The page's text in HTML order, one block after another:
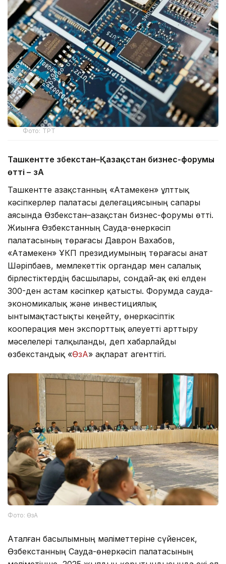
Фото: ТРТ
Ташкентте Өзбекстан–Қазақстан бизнес-форумы
өтті – ӨзА
Ташкентте Қазақстанның «Атамекен» ұлттық
кәсіпкерлер палатасы делегациясының сапары
аясында Өзбекстан–Қазақстан бизнес-форумы өтті.
Жиынға Өзбекстанның Сауда-өнеркәсіп
палатасының төрағасы Даврон Вахабов,
«Атамекен» ҰКП президиумының төрағасы Қанат
Шәріпбаев, мемлекеттік органдар мен салалық
бірлестіктердің басшылары, сондай-ақ екі елден
300-ден астам кәсіпкер қатысты. Форумда сауда-
экономикалық және инвестициялық
ынтымақтастықты кеңейту, өнеркәсіптік
кооперация мен экспорттық әлеуетті арттыру
мәселелері талқыланды, деп хабарлайды
өзбекстандық «ӨзА» ақпарат агенттігі.
Фото: ӨзА
Аталған басылымның мәліметтеріне сүйенсек,
Өзбекстанның Сауда-өнеркәсіп палатасының